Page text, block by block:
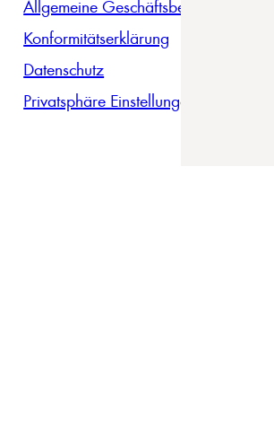
Allgemeine Geschäftsbedingungen
Konformitätserklärung
Datenschutz
Privatsphäre Einstellungen